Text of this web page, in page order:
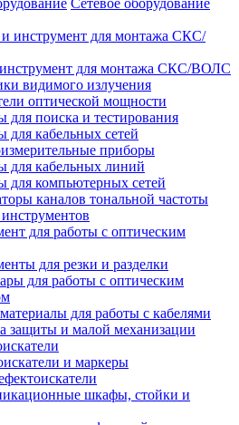
Сетевое оборудование
для монтажа СКС/ВОЛС
видимого излучения
оптической мощности
для поиска и тестирования
для кабельных сетей
приборы
для кабельных линий
для компьютерных сетей
каналов тональной частоты
для работы с оптическим
для резки и разделки
для работы с оптическим
для работы с кабелями
защиты и малой механизации
и маркеры